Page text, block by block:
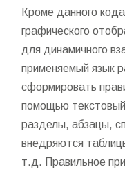
Кроме данного
графического
для динамичного
применяемый язык
сформировать
помощью текстовый
разделы, абзацы,
внедряются
т.д. Правильное